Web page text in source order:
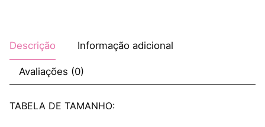
Descrição Informação adicional
Avaliações (0)
TABELA DE TAMANHO: